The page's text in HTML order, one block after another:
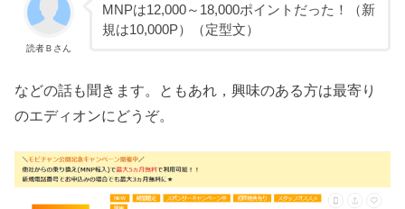
読者Ｂさん
MNPは12,000～18,000ポイントだった！（新
規は10,000P）（定型文）
などの話も聞きます。ともあれ，興味のある方は最寄り
のエディオンにどうぞ。